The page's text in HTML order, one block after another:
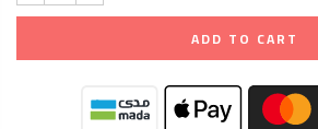
ADD TO CART